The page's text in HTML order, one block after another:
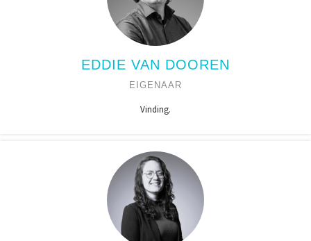
EDDIE VAN DOOREN
EIGENAAR
Vinding.